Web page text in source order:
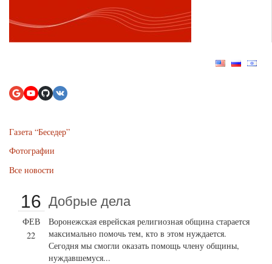
Газета “Беседер”
Фотографии
Все новости
16
ФЕВ
22
Добрые дела
Воронежская еврейская религиозная община старается
максимально помочь тем, кто в этом нуждается.
Сегодня мы смогли оказать помощь члену общины,
нуждавшемуся...